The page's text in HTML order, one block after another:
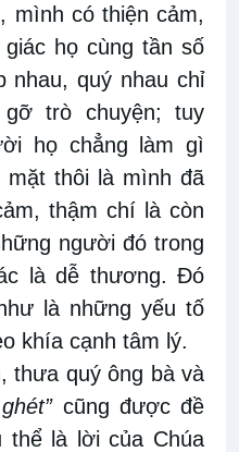
mình có thiện cảm,
họ cùng tần số
quý nhau chỉ
trò chuyện; tuy
họ chẳng làm gì
thôi là mình đã
thậm chí là còn
người đó trong
là dễ thương. Đó
là những yếu tố
khía cạnh tâm lý.
thưa quý ông bà và
cũng được đề
thể là lời của Chúa